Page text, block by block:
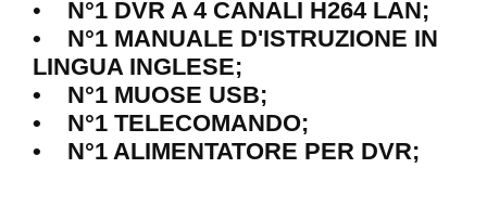
• N°1 DVR A 4 CANALI H264 LAN;
• N°1 MANUALE D'ISTRUZIONE IN
LINGUA INGLESE;
• N°1 MUOSE USB;
• N°1 TELECOMANDO;
• N°1 ALIMENTATORE PER DVR;